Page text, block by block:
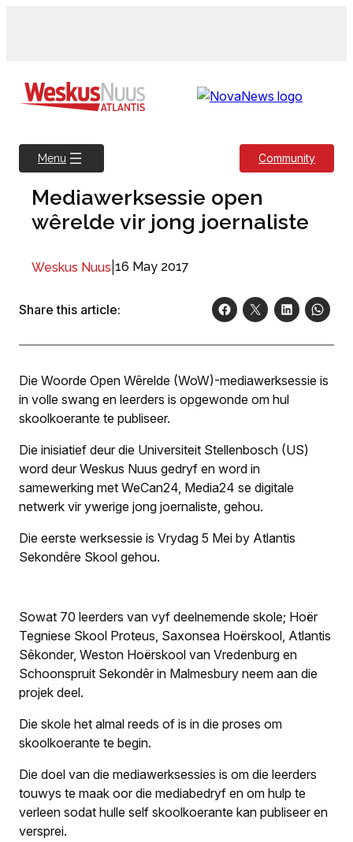
Menu Community
Mediawerksessie open
wêrelde vir jong joernaliste
Weskus Nuus 16 May 2017
Share this article:
Die Woorde Open Wêrelde (WoW)-mediawerksessie is
in volle swang en leerders is opgewonde om hul
skoolkoerante te publiseer.
Die inisiatief deur die Universiteit Stellenbosch (US)
word deur Weskus Nuus gedryf en word in
samewerking met WeCan24, Media24 se digitale
netwerk vir ywerige jong joernaliste, gehou.
Die eerste werksessie is Vrydag 5 Mei by Atlantis
Sekondêre Skool gehou.
Sowat 70 leerders van vyf deelnemende skole; Hoër
Tegniese Skool Proteus, Saxonsea Hoërskool, Atlantis
Sêkonder, Weston Hoërskool van Vredenburg en
Schoonspruit Sekondêr in Malmesbury neem aan die
projek deel.
Die skole het almal reeds of is in die proses om
skoolkoerante te begin.
Die doel van die mediawerksessies is om die leerders
touwys te maak oor die mediabedryf en om hulp te
verleen sodat hulle self skoolkoerante kan publiseer en
versprei.